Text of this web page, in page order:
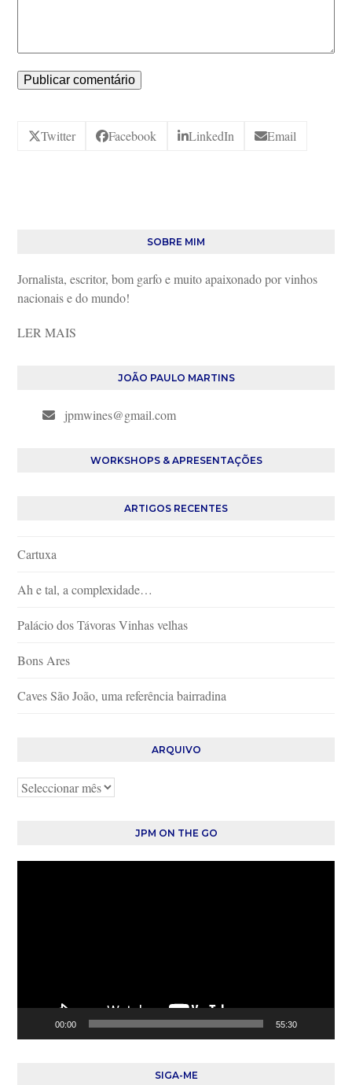
Twitter Facebook LinkedIn Email
SOBRE MIM
Jornalista, escritor, bom garfo e muito apaixonado por vinhos
nacionais e do mundo!
LER MAIS
JOÃO PAULO MARTINS
jpmwines@gmail.com
WORKSHOPS & APRESENTAÇÕES
ARTIGOS RECENTES
Cartuxa
Ah e tal, a complexidade…
Palácio dos Távoras Vinhas velhas
Bons Ares
Caves São João, uma referência bairradina
ARQUIVO
Arquivo
JPM ON THE GO
00:00 55:30
SIGA-ME